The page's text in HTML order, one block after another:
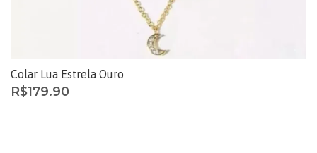
Colar Lua Estrela Ouro
R$179.90